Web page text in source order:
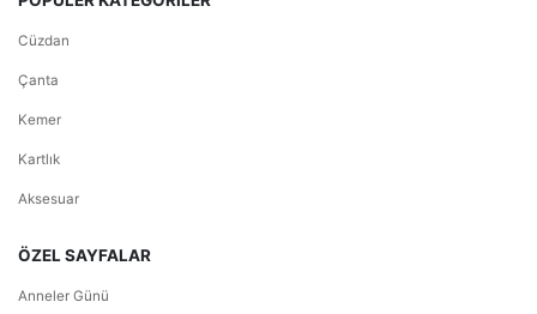
Cüzdan
Çanta
Kemer
Kartlık
Aksesuar
ÖZEL SAYFALAR
Anneler Günü